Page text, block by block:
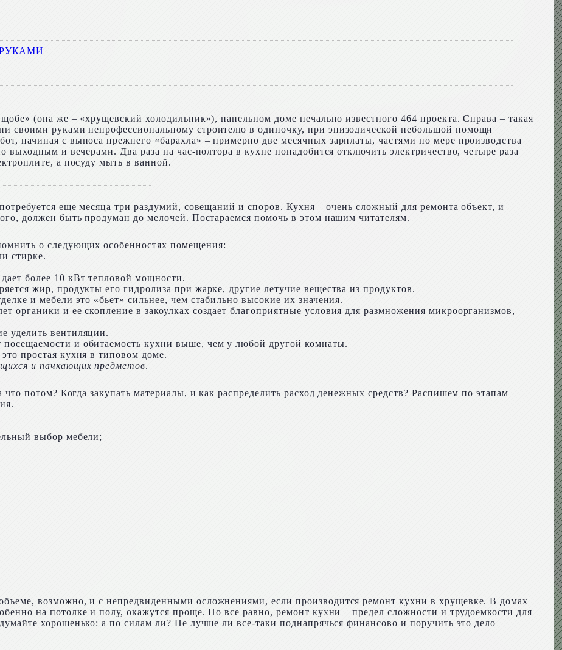
(она же – «хрущевский холодильник»), панельном доме печально известного 464 проекта. Справа – такая
своими руками непрофессиональному строителю в одиночку, при эпизодической небольшой помощи
начиная с выноса прежнего «барахла» – примерно две месячных зарплаты, частями по мере производства
выходным и вечерами. Два раза на час-полтора в кухне понадобится отключить электричество, четыре раза
а посуду мыть в ванной.
еще месяца три раздумий, совещаний и споров. Кухня – очень сложный для ремонта объект, и
должен быть продуман до мелочей. Постараемся помочь в этом нашим читателям.
о следующих особенностях помещения:
стирке.
дает более 10 кВт тепловой мощности.
жир, продукты его гидролиза при жарке, другие летучие вещества из продуктов.
и мебели это «бьет» сильнее, чем стабильно высокие их значения.
органики и ее скопление в закоулках создает благоприятные условия для размножения микроорганизмов,
уделить вентиляции.
посещаемости и обитаемость кухни выше, чем у любой другой комнаты.
это простая кухня в типовом доме.
и пачкающих предметов.
потом? Когда закупать материалы, и как распределить расход денежных средств? Распишем по этапам
выбор мебели;
возможно, и с непредвиденными осложнениями, если производится ремонт кухни в хрущевке. В домах
на потолке и полу, окажутся проще. Но все равно, ремонт кухни – предел сложности и трудоемкости для
хорошенько: а по силам ли? Не лучше ли все-таки поднапрячься финансово и поручить это дело